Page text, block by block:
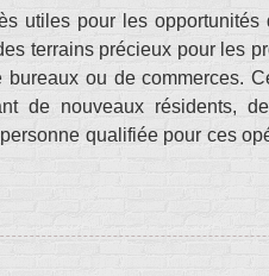
utiles pour les
terrains précieux pour les
ou de commerces.
de nouveaux résidents,
qualifiée pour ces